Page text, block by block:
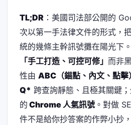
TL;DR ：美國司法部公開的
次以第一手法律文件的形式，
統的幾條主幹訊號攤在陽光下
「手工打造、可控可修」 而非
性由 ABC（錨點、內文、點擊）
Q* 跨查詢靜態、且極其關鍵
的 Chrome 人氣訊號。對做
件不是給你抄答案的作弊小抄